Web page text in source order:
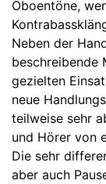
Oboentöne,
Neben der
beschreibende
gezielten
neue
teilweise sehr
und Hörer von
Die sehr
aber auch